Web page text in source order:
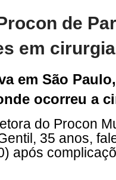
de
em
em São
ocorreu a
do Procon
35 anos,
após